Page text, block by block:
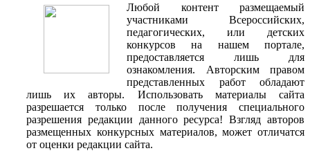
Любой контент размещаемый
участниками Всероссийских,
педагогических, или детских
конкурсов на нашем портале,
предоставляется лишь для
ознакомления. Авторским правом
представленных работ обладают
лишь их авторы. Использовать материалы сайта
разрешается только после получения специального
разрешения редакции данного ресурса! Взгляд авторов
размещенных конкурсных материалов, может отличатся
от оценки редакции сайта.